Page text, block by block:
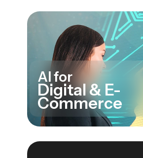
AI for
Digital & E-
Commerce